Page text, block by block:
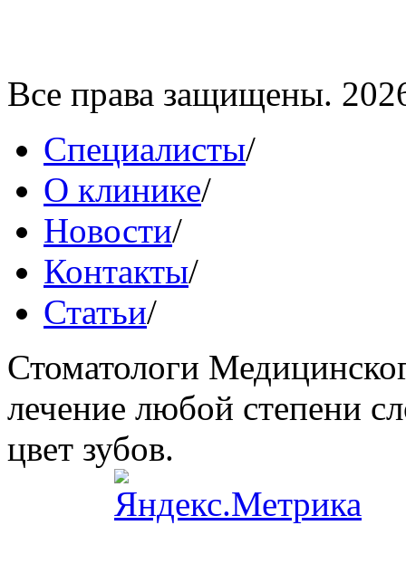
Все права защищены.
Специалисты/
О клинике/
Новости/
Контакты/
Статьи/
Стоматологи
лечение любой степени
цвет зубов.